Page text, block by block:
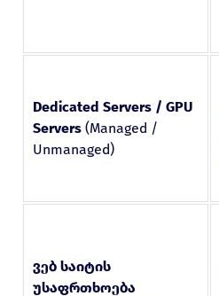
Dedicated Servers / GPU
Servers (Managed /
Unmanaged)
ვებ საიტის
უსაფრთხოება